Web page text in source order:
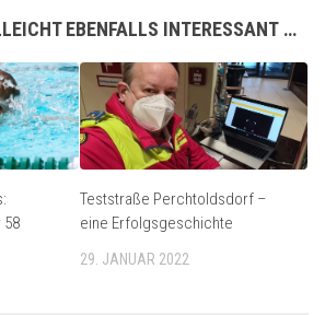
EBENFALLS INTERESSANT …
58
Teststraße Perchtoldsdorf –
eine Erfolgsgeschichte
29. JANUAR 2022